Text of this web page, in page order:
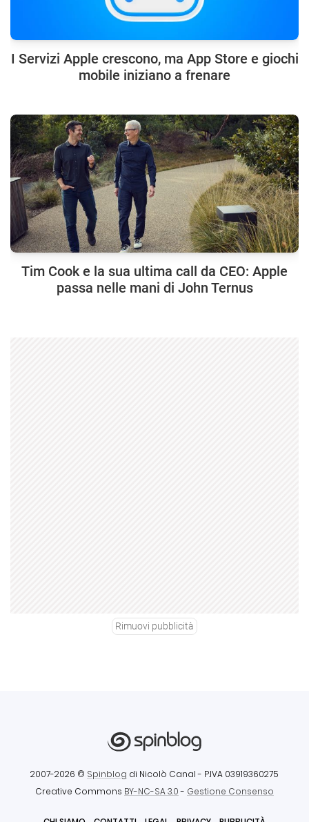
I Servizi Apple crescono, ma App Store e giochi
mobile iniziano a frenare
Tim Cook e la sua ultima call da CEO: Apple
passa nelle mani di John Ternus
Rimuovi pubblicità
2007-2026 © Spinblog di Nicolò Canal - P.IVA 03919360275
Creative Commons BY-NC-SA 3.0- Gestione Consenso